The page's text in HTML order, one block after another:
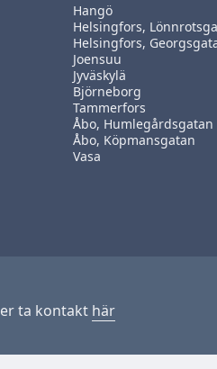
Hangö
Helsingfors,
Helsingfors,
Joensuu
Jyväskylä
Björneborg
Tammerfors
Åbo, Humlegårdsgatan
Åbo, Köpmansgatan
Vasa
ta kontakt här